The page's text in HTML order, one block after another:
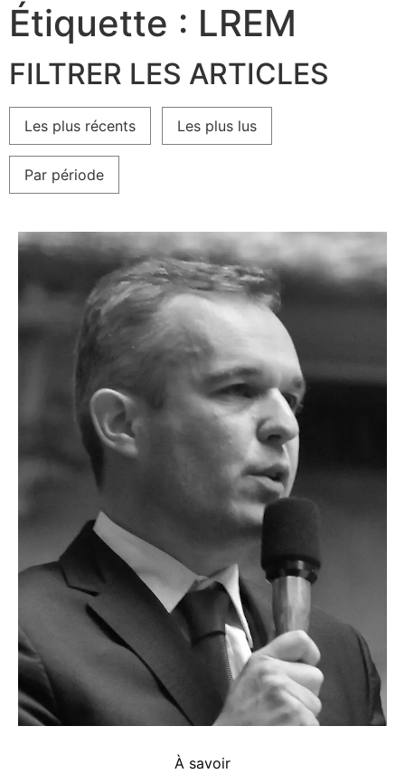
Étiquette : LREM
FILTRER LES ARTICLES
Les plus récents Les plus lus
Par période
À savoir